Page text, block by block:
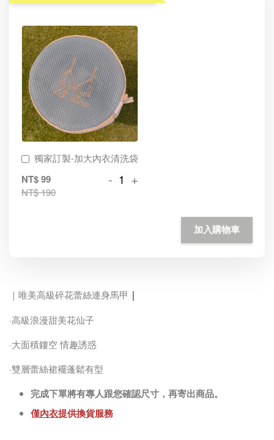
獨家訂製-加大內衣清洗袋
NT$ 99
NT$ 190
- +
加入購物車
｜唯美高級碎花蕾絲連身馬甲 ｜
·高級浪漫甜美花仙子
·大面積鏤空 情趣誘惑
·雙層蕾絲裙襬蓬鬆有型
完成下單將有專人跟您確認尺寸，再寄出商品。
僅內衣提供換貨服務